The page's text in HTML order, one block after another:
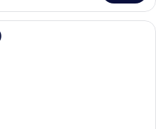
En rummelig opholdsstue med et